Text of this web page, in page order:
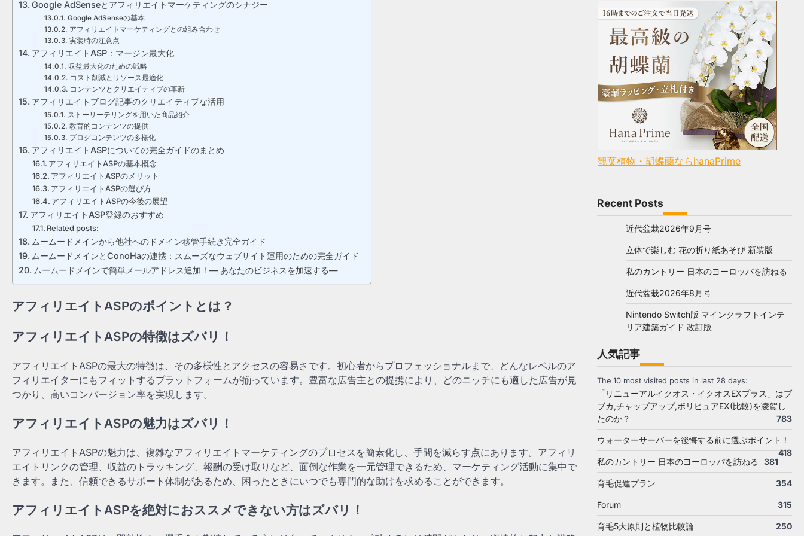
Google AdSenseとアフィリエイトマーケティングのシナジー
Google AdSenseの基本
アフィリエイトマーケティングとの組み合わせ
実装時の注意点
アフィリエイトASP：マージン最大化
収益最大化のための戦略
コスト削減とリソース最適化
コンテンツとクリエイティブの革新
アフィリエイトブログ記事のクリエイティブな活用
ストーリーテリングを用いた商品紹介
教育的コンテンツの提供
ブログコンテンツの多様化
アフィリエイトASPについての完全ガイドのまとめ
アフィリエイトASPの基本概念
アフィリエイトASPのメリット
アフィリエイトASPの選び方
アフィリエイトASPの今後の展望
アフィリエイトASP登録のおすすめ
Related posts:
ムームードメインから他社へのドメイン移管手続き完全ガイド
ムームードメインとConoHaの連携：スムーズなウェブサイト運用のための完全ガイド
ムームードメインで簡単メールアドレス追加！— あなたのビジネスを加速する—
アフィリエイトASPのポイントとは？
アフィリエイトASPの特徴はズバリ！
アフィリエイトASPの最大の特徴は、その多様性とアクセスの容易さです。初心者からプロフェッショナルまで、どんなレベルのア
フィリエイターにもフィットするプラットフォームが揃っています。豊富な広告主との提携により、どのニッチにも適した広告が見
つかり、高いコンバージョン率を実現します。
アフィリエイトASPの魅力はズバリ！
アフィリエイトASPの魅力は、複雑なアフィリエイトマーケティングのプロセスを簡素化し、手間を減らす点にあります。アフィリ
エイトリンクの管理、収益のトラッキング、報酬の受け取りなど、面倒な作業を一元管理できるため、マーケティング活動に集中で
きます。また、信頼できるサポート体制があるため、困ったときにいつでも専門的な助けを求めることができます。
アフィリエイトASPを絶対におススメできない方はズバリ！
観葉植物・胡蝶蘭ならhanaPrime
Recent Posts
近代盆栽2026年9月号
立体で楽しむ 花の折り紙あそび 新装版
私のカントリー 日本のヨーロッパを訪ねる
近代盆栽2026年8月号
Nintendo Switch版 マインクラフトインテ
リア建築ガイド 改訂版
人気記事
The 10 most visited posts in last 28 days:
「リニューアルイクオス・イクオスEXプラス」はブ
ブカ,チャップアップ,ポリピュアEX(比較)を凌駕し
たのか？
783
ウォーターサーバーを後悔する前に選ぶポイント！
418
私のカントリー 日本のヨーロッパを訪ねる
381
育毛促進プラン 354
Forum 315
育毛5大原則と植物比較論 250